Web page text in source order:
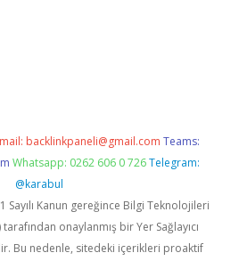
backlinkpaneli@gmail.com Teams:
Whatsapp: 0262 606 0 726 Telegram:
@karabul
Sayılı Kanun gereğince Bilgi Teknolojileri
onaylanmış bir Yer Sağlayıcı
Bu nedenle, sitedeki içerikleri proaktif